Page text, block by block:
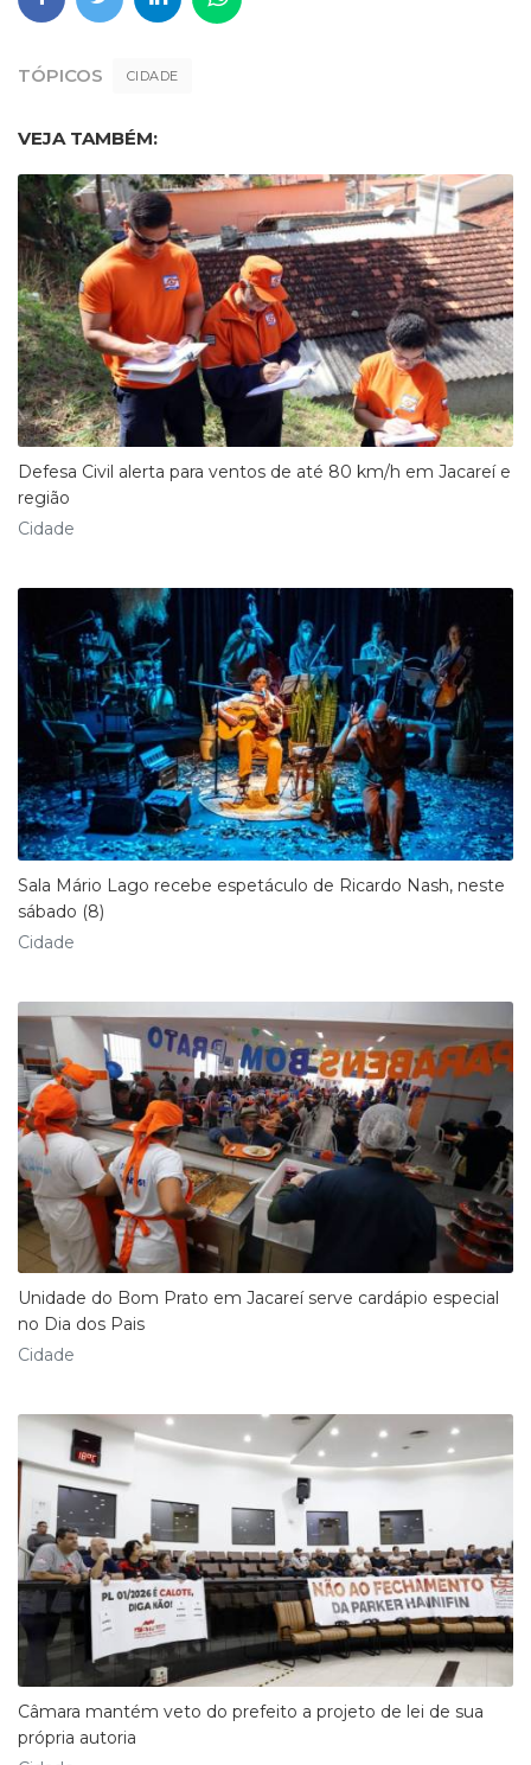
TÓPICOS CIDADE
VEJA TAMBÉM:
Defesa Civil alerta para ventos de até 80 km/h em Jacareí e
região
Cidade
Sala Mário Lago recebe espetáculo de Ricardo Nash, neste
sábado (8)
Cidade
Unidade do Bom Prato em Jacareí serve cardápio especial
no Dia dos Pais
Cidade
Câmara mantém veto do prefeito a projeto de lei de sua
própria autoria